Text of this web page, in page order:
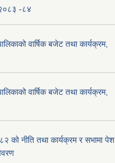
-८४
वार्षिक बजेट तथा कार्यक्रम,
वार्षिक बजेट तथा कार्यक्रम,
को नीति तथा कार्यक्रम र सभामा पेश